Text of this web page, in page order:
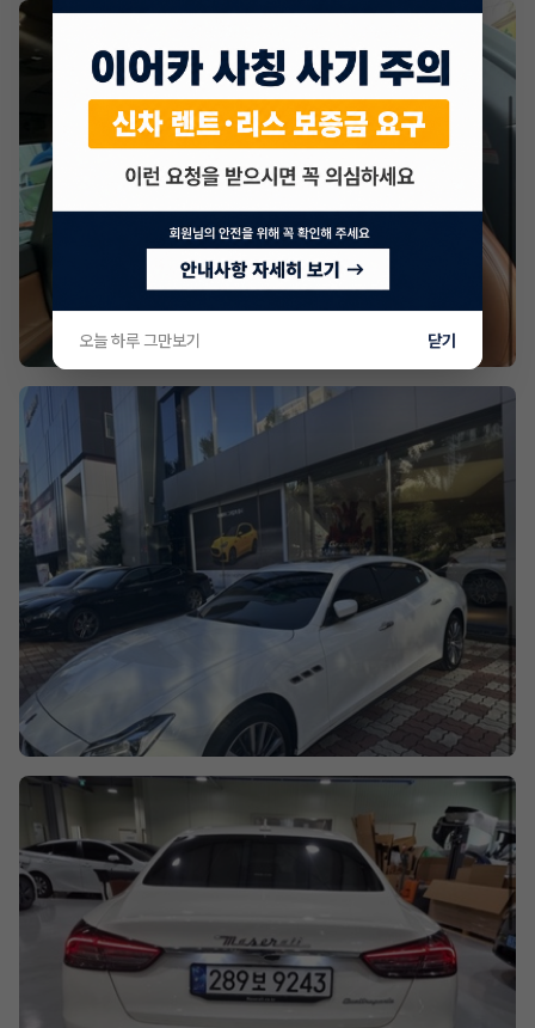
오늘 하루 그만보기 닫기